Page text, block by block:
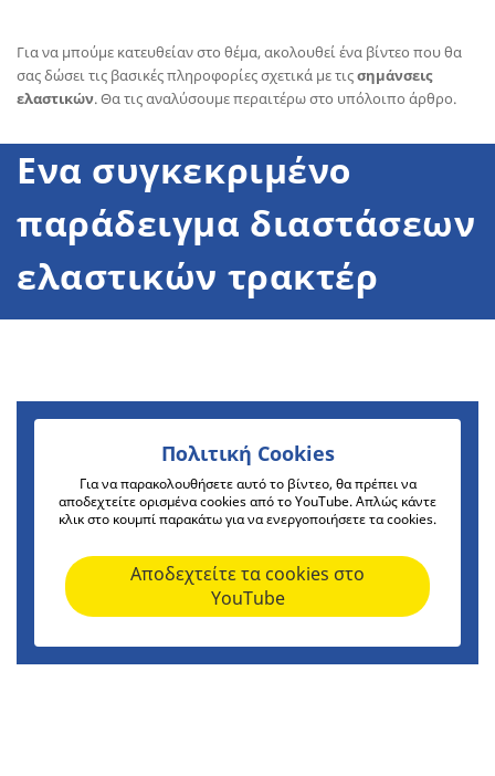
Για να μπούμε κατευθείαν στο θέμα, ακολουθεί ένα βίντεο που θα
σας δώσει τις βασικές πληροφορίες σχετικά με τιςσημάνσεις
ελαστικών. Θα τις αναλύσουμε περαιτέρω στο υπόλοιπο άρθρο.
Eνα συγκεκριμένο
παράδειγμα διαστάσεων
ελαστικών τρακτέρ
Πολιτική Cookies
Για να παρακολουθήσετε αυτό το βίντεο, θα πρέπει να
αποδεχτείτε ορισμένα cookies από το YouTube. Απλώς κάντε
κλικ στο κουμπί παρακάτω για να ενεργοποιήσετε τα cookies.
Αποδεχτείτε τα cookies στο
YouTube